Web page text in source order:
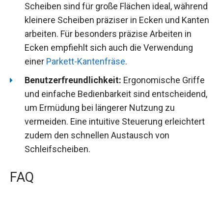
Scheiben sind für große Flächen ideal, während
kleinere Scheiben präziser in Ecken und Kanten
arbeiten. Für besonders präzise Arbeiten in
Ecken empfiehlt sich auch die Verwendung
einer Parkett-Kantenfräse.
Benutzerfreundlichkeit: Ergonomische Griffe
und einfache Bedienbarkeit sind entscheidend,
um Ermüdung bei längerer Nutzung zu
vermeiden. Eine intuitive Steuerung erleichtert
zudem den schnellen Austausch von
Schleifscheiben.
FAQ